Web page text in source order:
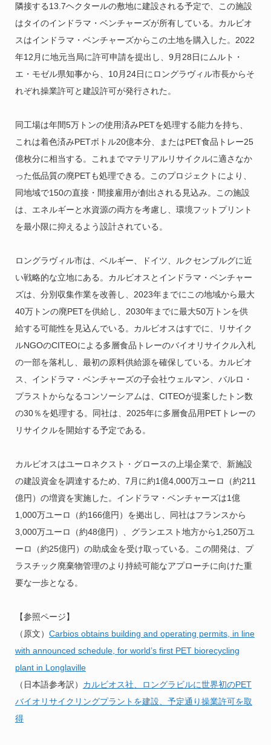
隣接する13.7ヘクタールの敷地に建設される予定で、この施設
はタイのインドラマ・ベンチャーズが所有している。カルビオ
スはインドラマ・ベンチャーズからこの土地を購入した。2022
年12月に地元当局に許可申請を提出し、9月28日にムルト・
エ・モゼル県知事から、10月24日にロングラヴィル市長からそ
れぞれ操業許可と建設許可が発行された。
同工場は年間5万トンの使用済みPETを処理する能力を持ち、
これは着色済みPETボトル20億本分、またはPET食品トレー25
億枚分に相当する。これまでマテリアルリサイクルに適さなか
った低品質の廃PETも処理できる。このプロジェクトにより、
同地域で150の直接・間接雇用が創出される見込み。この施設
は、エネルギーと水資源の両方を考慮し、環境フットプリント
を最小限に抑えるよう設計されている。
ロングラヴィル市は、ベルギー、ドイツ、ルクセンブルグに近
い戦略的な立地にある。カルビオスとインドラマ・ベンチャー
ズは、分別収集作業を改善し、2023年までにこの地域から最大
40万トンの廃PETを供給し、2030年までに最大50万トンを供
給する可能性を見込んでいる。カルビオスはすでに、リサイク
ルNGOのCITEOによる多層食品トレーのバイオリサイクル入札
の一部を落札し、最初の原料供給源を確保している。カルビオ
ス、インドラマ・ベンチャーズの子会社ウェルマン、バルロ・
プラストからなるコンソーシアムは、CITEOが提案したトン数
の30％を処理する。同社は、2025年に多層食品用PETトレーの
リサイクルを開始する予定である。
カルビオスはユーロネクスト・グロースの上場企業で、新施設
の建設資金を調達するため、7月に約1億4,000万ユーロ（約211
億円）の増資を実施した。インドラマ・ベンチャーズは1億
1,000万ユーロ（約166億円）を拠出し、同社はフランスから
3,000万ユーロ（約48億円）、グランエスト地方から1,250万ユ
ーロ（約25億円）の助成金を受け取っている。この開発は、プ
ラスチック廃棄物管理のより持続可能なアプローチに向けた重
要な一歩となる。
【参照ページ】
（原文） Carbios obtains building and operating permits, in line
with announced schedule, for world’s first PET biorecycling
plant in Longlaville
（日本語参考訳） カルビオス社、ロングラビルに世界初のPET
バイオリサイクリングプラントを建設、予定通り操業許可を取
得